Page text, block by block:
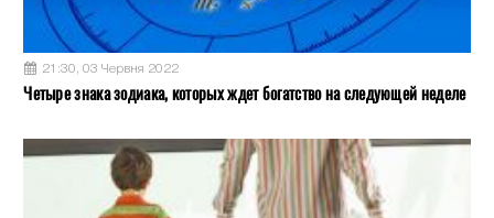
21:30, 03 Червня 2022
Четыре знака зодиака, которых ждет богатство на следующей неделе